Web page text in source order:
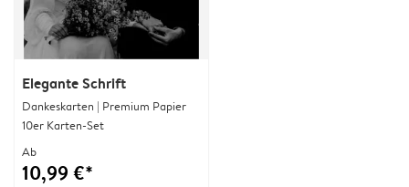
Elegante Schrift
Dankeskarten | Premium Papier
10er Karten-Set
Ab
10,99 €*